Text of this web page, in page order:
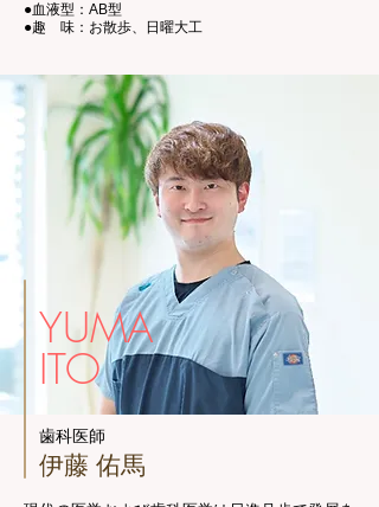
●血液型：AB型
●趣 味：お散歩、日曜大工
YUMA
ITO
歯科医師
伊藤 佑馬